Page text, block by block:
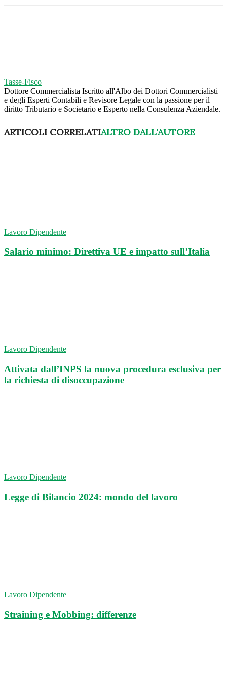
Tasse-Fisco
Dottore Commercialista Iscritto all'Albo dei Dottori Commercialisti
e degli Esperti Contabili e Revisore Legale con la passione per il
diritto Tributario e Societario e Esperto nella Consulenza Aziendale.
ARTICOLI CORRELATIALTRO DALL'AUTORE
Lavoro Dipendente
Salario minimo: Direttiva UE e impatto sull’Italia
Lavoro Dipendente
Attivata dall’INPS la nuova procedura esclusiva per
la richiesta di disoccupazione
Lavoro Dipendente
Legge di Bilancio 2024: mondo del lavoro
Lavoro Dipendente
Straining e Mobbing: differenze